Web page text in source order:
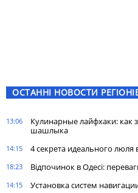
ОСТАННІ НОВОСТИ
13:06
Кулинарные лайфхаки: как
шашлыка
14:15 4 секрета идеального
18:23 Відпочинок в Одесі:
14:15 Установка систем